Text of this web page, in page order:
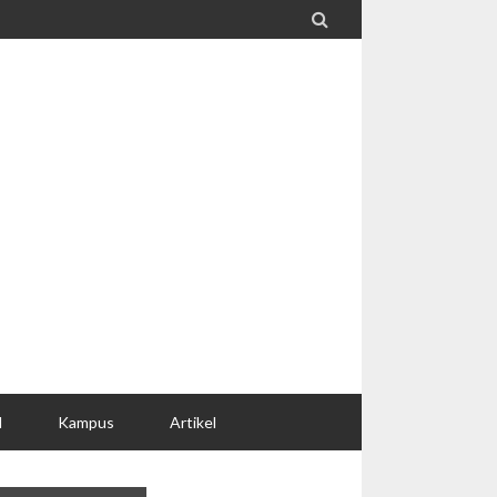

Kampus Artikel